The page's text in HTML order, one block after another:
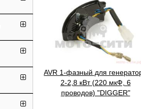
AVR 1-фазный для
2-2,8 кВт (220 мкФ, 6
проводов) "DIGGER"